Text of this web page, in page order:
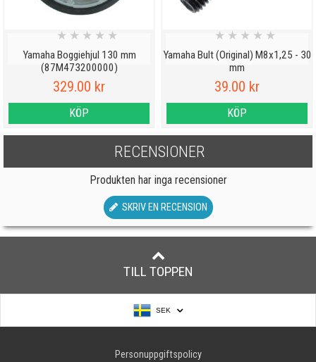
Yamaha Boggiehjul 130 mm
(87M473200000)
★ ★ ★ ★ ★
329.00 kr
KÖP
Yamaha Bult (Original) M8x1,25 - 30
mm
★ ★ ★ ★ ★
39.00 kr
KÖP
RECENSIONER
Produkten har inga recensioner
SKRIV EN RECENSION
TILL TOPPEN
SEK
Personuppgiftspolicy